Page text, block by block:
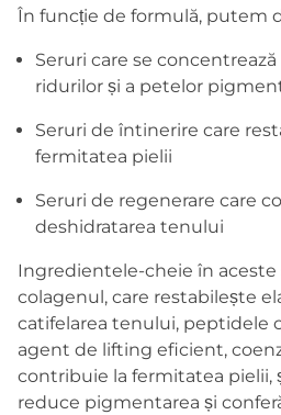
În funcție de formulă, putem
Seruri care se
ridurilor și a petelor
Seruri de întinerire care
fermitatea pielii
Seruri de regenerare care
deshidratarea tenului
Ingredientele-cheie în aceste
colagenul, care restabilește
catifelarea tenului, peptidele
agent de lifting eficient,
contribuie la fermitatea pielii,
reduce pigmentarea și